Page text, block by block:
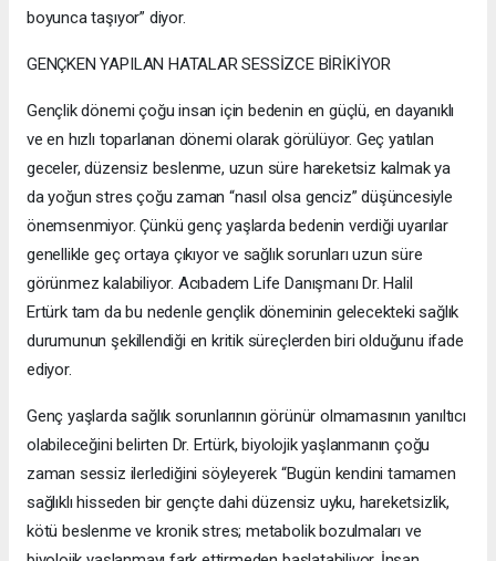
boyunca taşıyor” diyor.
GENÇKEN YAPILAN HATALAR SESSİZCE BİRİKİYOR
Gençlik dönemi çoğu insan için bedenin en güçlü, en dayanıklı
ve en hızlı toparlanan dönemi olarak görülüyor. Geç yatılan
geceler, düzensiz beslenme, uzun süre hareketsiz kalmak ya
da yoğun stres çoğu zaman “nasıl olsa genciz” düşüncesiyle
önemsenmiyor. Çünkü genç yaşlarda bedenin verdiği uyarılar
genellikle geç ortaya çıkıyor ve sağlık sorunları uzun süre
görünmez kalabiliyor. Acıbadem Life Danışmanı Dr. Halil
Ertürk tam da bu nedenle gençlik döneminin gelecekteki sağlık
durumunun şekillendiği en kritik süreçlerden biri olduğunu ifade
ediyor.
Genç yaşlarda sağlık sorunlarının görünür olmamasının yanıltıcı
olabileceğini belirten Dr. Ertürk, biyolojik yaşlanmanın çoğu
zaman sessiz ilerlediğini söyleyerek “Bugün kendini tamamen
sağlıklı hisseden bir gençte dahi düzensiz uyku, hareketsizlik,
kötü beslenme ve kronik stres; metabolik bozulmaları ve